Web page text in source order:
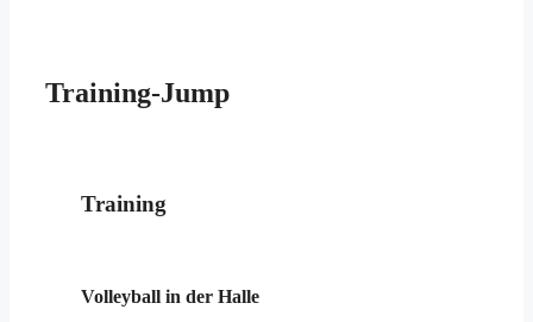
Training-Jump
Training
Volleyball in der Halle